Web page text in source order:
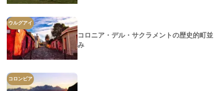
ウルグアイ
コロニア・デル・サクラメントの歴史的町並
み
コロンビア